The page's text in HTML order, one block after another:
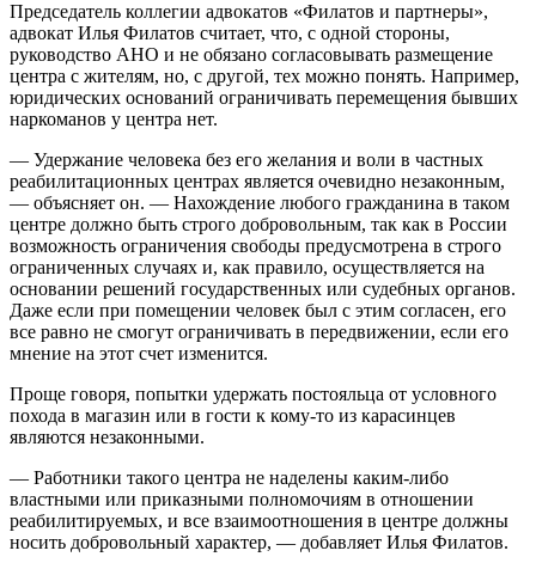
Председатель коллегии адвокатов «Филатов и партнеры»,
адвокат Илья Филатов считает, что, с одной стороны,
руководство АНО и не обязано согласовывать размещение
центра с жителям, но, с другой, тех можно понять. Например,
юридических оснований ограничивать перемещения бывших
наркоманов у центра нет.
— Удержание человека без его желания и воли в частных
реабилитационных центрах является очевидно незаконным,
— объясняет он. — Нахождение любого гражданина в таком
центре должно быть строго добровольным, так как в России
возможность ограничения свободы предусмотрена в строго
ограниченных случаях и, как правило, осуществляется на
основании решений государственных или судебных органов.
Даже если при помещении человек был с этим согласен, его
все равно не смогут ограничивать в передвижении, если его
мнение на этот счет изменится.
Проще говоря, попытки удержать постояльца от условного
похода в магазин или в гости к кому-то из карасинцев
являются незаконными.
— Работники такого центра не наделены каким-либо
властными или приказными полномочиям в отношении
реабилитируемых, и все взаимоотношения в центре должны
носить добровольный характер, — добавляет Илья Филатов.